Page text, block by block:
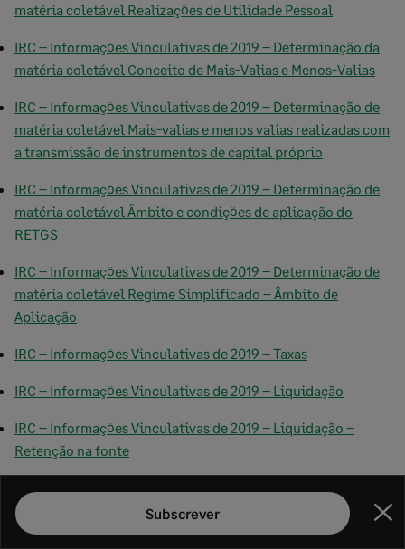
matéria coletável Realizações de Utilidade Pessoal
IRC – Informações Vinculativas de 2019 – Determinação da
matéria coletável Conceito de Mais-Valias e Menos-Valias
IRC – Informações Vinculativas de 2019 – Determinação de
matéria coletável Mais-valias e menos valias realizadas com
a transmissão de instrumentos de capital próprio
IRC – Informações Vinculativas de 2019 – Determinação de
matéria coletável Âmbito e condições de aplicação do
RETGS
IRC – Informações Vinculativas de 2019 – Determinação de
matéria coletável Regime Simplificado – Âmbito de
Aplicação
IRC – Informações Vinculativas de 2019 – Taxas
IRC – Informações Vinculativas de 2019 – Liquidação
IRC – Informações Vinculativas de 2019 – Liquidação –
Retenção na fonte
IRC – Informações Vinculativas de 2019 – Obrigações
Subscrever